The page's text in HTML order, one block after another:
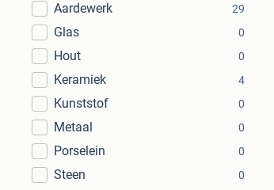
Aardewerk
29
Glas 0
Hout 0
Keramiek 4
Kunststof 0
Metaal 0
Porselein 0
Steen 0